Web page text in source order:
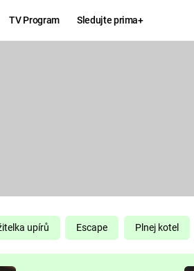
TV Program Sledujte prima+
CHUCK
upírů Escape Plnej kotel